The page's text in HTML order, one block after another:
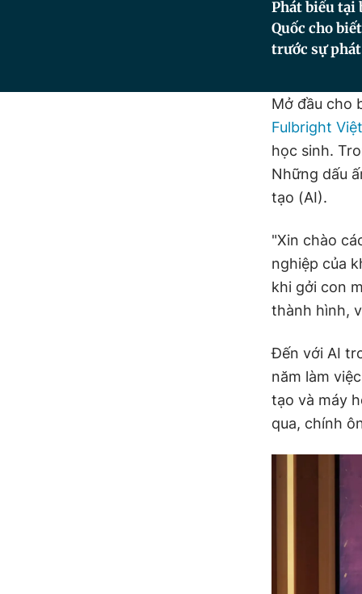
Phát biểu tại
Quốc cho
trước sự
Mở đầu cho
Fulbright
học sinh.
Những dấu
tạo (AI).
"Xin chào
nghiệp của
khi gởi con
thành hình,
Đến với AI
năm làm
tạo và máy
qua, chính